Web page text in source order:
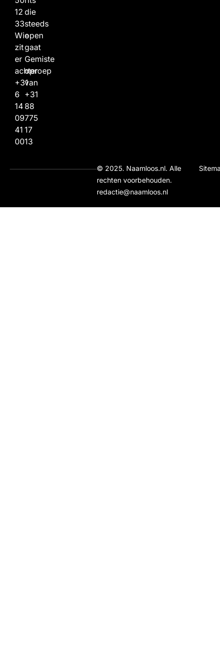
12
33
Wie
zit
er
achter
+31
6
14
09
41
00
die
steeds
open
gaat
Gemiste
oproep
van
+31
88
775
17
13
© 2025. Naamloos.nl. Alle
rechten voorbehouden.
redactie@naamloos.nl